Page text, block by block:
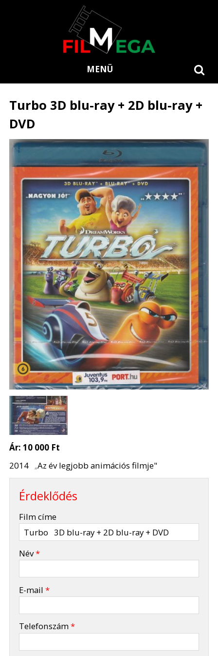
MENÜ
Turbo 3D blu-ray + 2D blu-ray +
DVD
Ár:10 000 Ft
2014
„Az év legjobb animációs filmje"
Érdeklődés
Film címe
Név*
E-mail*
Telefonszám*